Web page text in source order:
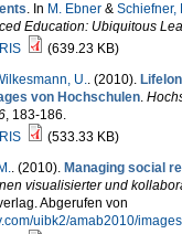
. In M. Ebner& Schiefner,
Education: Ubiquitous
RIS
(639.23 KB)
U.. (2010).
von Hochschulen.
, 183-186.
RIS
(533.33 KB)
. (2010). Managing social
visualisierter und
Abgerufen von
uibk2/amab2010/